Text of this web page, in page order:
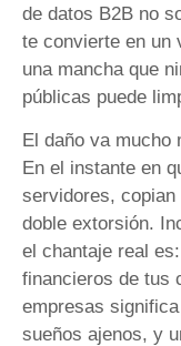
de datos B2B no
te convierte en un
una mancha que
públicas puede
El daño va mucho
En el instante en
servidores,
doble extorsión.
el chantaje real
financieros de tus
empresas
sueños ajenos, y